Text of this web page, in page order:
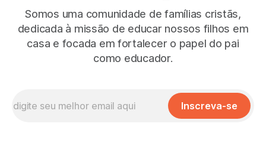
Somos uma comunidade de famílias cristãs,
dedicada à missão de educar nossos filhos em
casa e focada em fortalecer o papel do pai
como educador.
Inscreva-se